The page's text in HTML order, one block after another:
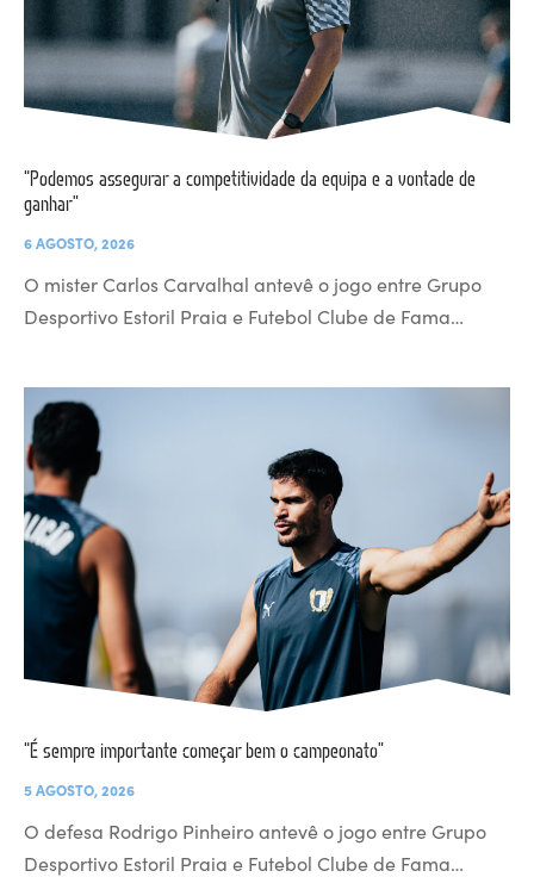
“Podemos assegurar a competitividade da equipa e a vontade de
ganhar”
6 AGOSTO, 2026
O mister Carlos Carvalhal antevê o jogo entre Grupo
Desportivo Estoril Praia e Futebol Clube de Fama…
“É sempre importante começar bem o campeonato”
5 AGOSTO, 2026
O defesa Rodrigo Pinheiro antevê o jogo entre Grupo
Desportivo Estoril Praia e Futebol Clube de Fama…